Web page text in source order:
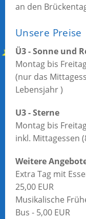
an den
Unsere Preise
Ü3 - Sonne und
Montag bis
(nur das
Lebensjahr )
U3 - Sterne
Montag bis
inkl. Mittagessen
Weitere
Extra Tag mit
25,00 EUR
Musikalische
Bus - 5,00 EUR